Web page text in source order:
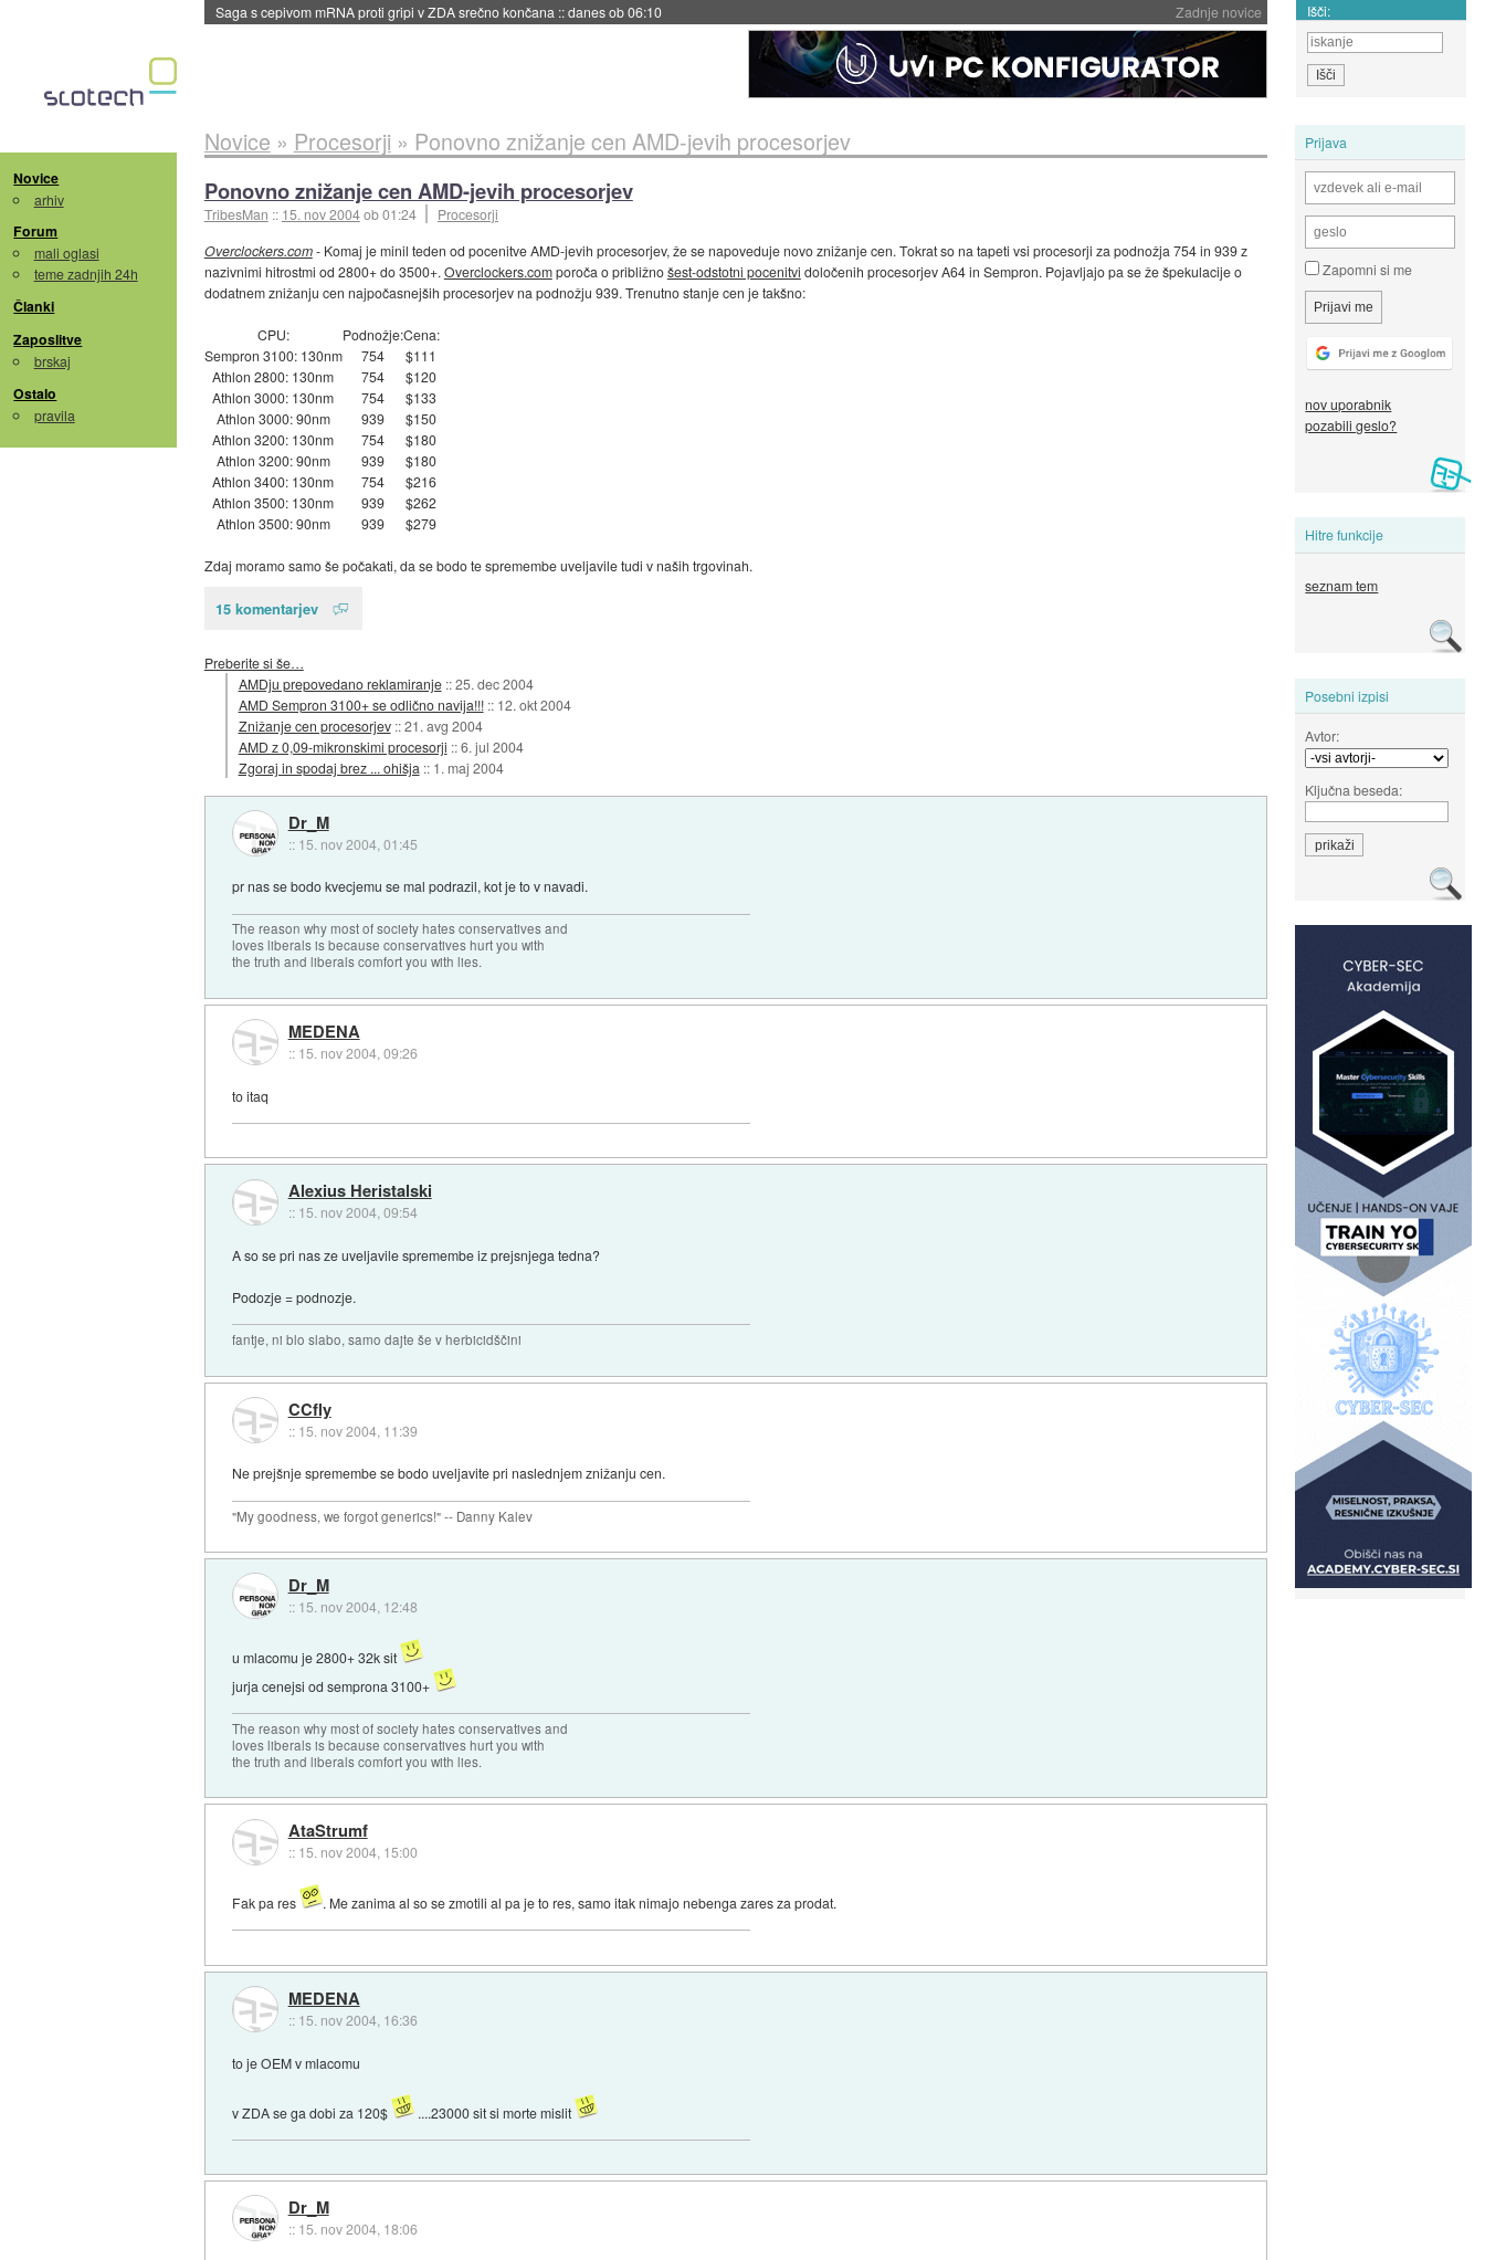
Zadnje novice
BMW v vozilih začel predvajati reklame::danes ob 06:09 Išči:
Novice
arhiv
Forum
mali oglasi
teme zadnjih 24h
Članki
Zaposlitve
brskaj
Ostalo
pravila
Prijava
Zapomni si me
nov uporabnik
pozabili geslo?
Hitre funkcije
seznam tem
Posebni izpisi
Avtor:
Ključna beseda:
Novice » Procesorji » Ponovno znižanje cen AMD-jevih procesorjev
Ponovno znižanje cen AMD-jevih procesorjev
TribesMan :: 15. nov 2004ob 01:24
Procesorji
Overclockers.com- Komaj je minil teden od pocenitve AMD-jevih procesorjev, že se napoveduje novo znižanje cen. Tokrat so na tapeti vsi procesorji za podnožja 754 in 939 z
nazivnimi hitrostmi od 2800+ do 3500+. Overclockers.comporoča o približnošest-odstotni pocenitvi določenih procesorjev A64 in Sempron. Pojavljajo pa se že špekulacije o
dodatnem znižanju cen najpočasnejših procesorjev na podnožju 939. Trenutno stanje cen je takšno:
CPU: Podnožje:Cena:
Sempron 3100: 130nm
754
$111
Athlon 2800: 130nm
754
$120
Athlon 3000: 130nm
754
$133
Athlon 3000: 90nm
939
$150
Athlon 3200: 130nm
754
$180
Athlon 3200: 90nm
939
$180
Athlon 3400: 130nm
754
$216
Athlon 3500: 130nm
939
$262
Athlon 3500: 90nm
939 $279
Zdaj moramo samo še počakati, da se bodo te spremembe uveljavile tudi v naših trgovinah.
15 komentarjev
Preberite si še…
AMDju prepovedano reklamiranje ::25. dec 2004
AMD Sempron 3100+ se odlično navija!!! :: 12. okt 2004
Znižanje cen procesorjev ::21. avg 2004
AMD z 0,09-mikronskimi procesorji ::6. jul 2004
Zgoraj in spodaj brez ... ohišja :: 1. maj 2004
Dr_M
:: 15. nov 2004, 01:45
pr nas se bodo kvecjemu se mal podrazil, kot je to v navadi.
The reason why most of society hates conservatives and
loves liberals is because conservatives hurt you with
the truth and liberals comfort you with lies.
MEDENA
:: 15. nov 2004, 09:26
to itaq
Alexius Heristalski
:: 15. nov 2004, 09:54
A so se pri nas ze uveljavile spremembe iz prejsnjega tedna?
Podozje = podnozje.
fantje, ni blo slabo, samo dajte še v herbicidščini
CCfly
:: 15. nov 2004, 11:39
Ne prejšnje spremembe se bodo uveljavite pri naslednjem znižanju cen.
"My goodness, we forgot generics!" -- Danny Kalev
Dr_M
:: 15. nov 2004, 12:48
u mlacomu je 2800+ 32k sit
jurja cenejsi od semprona 3100+
The reason why most of society hates conservatives and
loves liberals is because conservatives hurt you with
the truth and liberals comfort you with lies.
AtaStrumf
:: 15. nov 2004, 15:00
Fak pa res . Me zanima al so se zmotili al pa je to res, samo itak nimajo nebenga zares za prodat.
MEDENA
:: 15. nov 2004, 16:36
to je OEM v mlacomu
v ZDA se ga dobi za 120$ ....23000 sit si morte mislit
Dr_M
:: 15. nov 2004, 18:06